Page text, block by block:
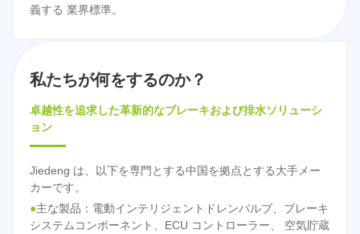
義する 業界標準。
私たちが何をするのか？
卓越性を追求した革新的なブレーキおよび排水ソリューシ
ョン
Jiedeng は、以下を専門とする中国を拠点とする大手メー
カーです。
●主な製品：電動インテリジェントドレンバルブ、ブレーキ
システムコンポーネント、ECU コントローラー、 空気貯蔵